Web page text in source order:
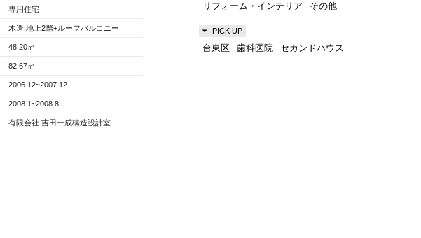
リフォーム・インテリア その他
PICK UP
台東区 歯科医院 セカンドハウス
専用住宅
木造 地上2階+ルーフバルコニー
48.20㎡
82.67㎡
2006.12~2007.12
2008.1~2008.8
有限会社 吉田一成構造設計室